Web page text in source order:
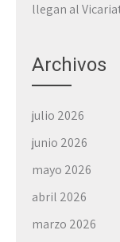
llegan al
Archivos
julio 2026
junio 2026
mayo 2026
abril 2026
marzo 2026